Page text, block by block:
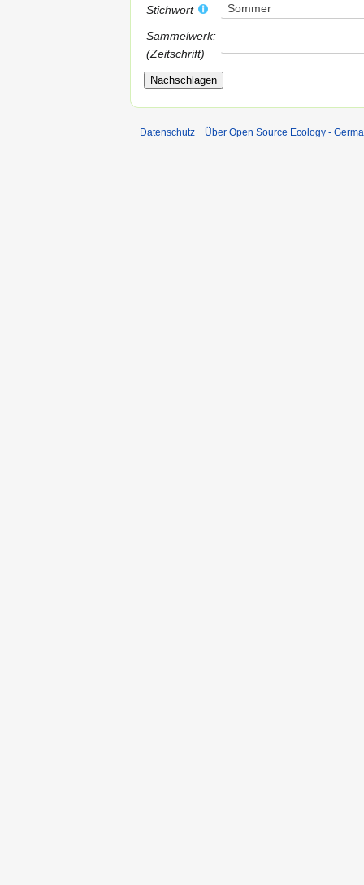
Stichwort Sommer
Sammelwerk:
(Zeitschrift)
Datenschutz Über Open Source Ecology -